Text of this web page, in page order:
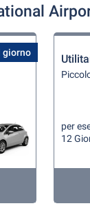
giorno
per
12